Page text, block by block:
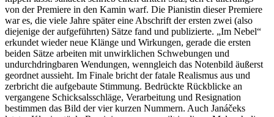
von der Premiere in den Kamin warf. Die Pianistin dieser Premiere
war es, die viele Jahre später eine Abschrift der ersten zwei (also
diejenige der aufgeführten) Sätze fand und publizierte. „Im Nebel“
erkundet wieder neue Klänge und Wirkungen, gerade die ersten
beiden Sätze arbeiten mit unwirklichen Schwebungen und
undurchdringbaren Wendungen, wenngleich das Notenbild äußerst
geordnet aussieht. Im Finale bricht der fatale Realismus aus und
zerbricht die aufgebaute Stimmung. Bedrückte Rückblicke an
vergangene Schicksalsschläge, Verarbeitung und Resignation
bestimmen das Bild der vier kurzen Nummern. Auch Janáčeks